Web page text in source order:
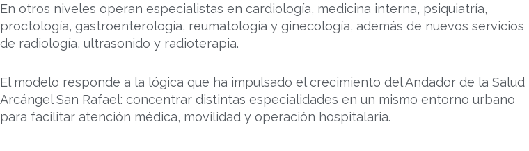
En otros niveles operan especialistas en cardiología, medicina interna, psiquiatría,
proctología, gastroenterología, reumatología y ginecología, además de nuevos servicios
de radiología, ultrasonido y radioterapia.
El modelo responde a la lógica que ha impulsado el crecimiento del Andador de la Salud
Arcángel San Rafael: concentrar distintas especialidades en un mismo entorno urbano
para facilitar atención médica, movilidad y operación hospitalaria.